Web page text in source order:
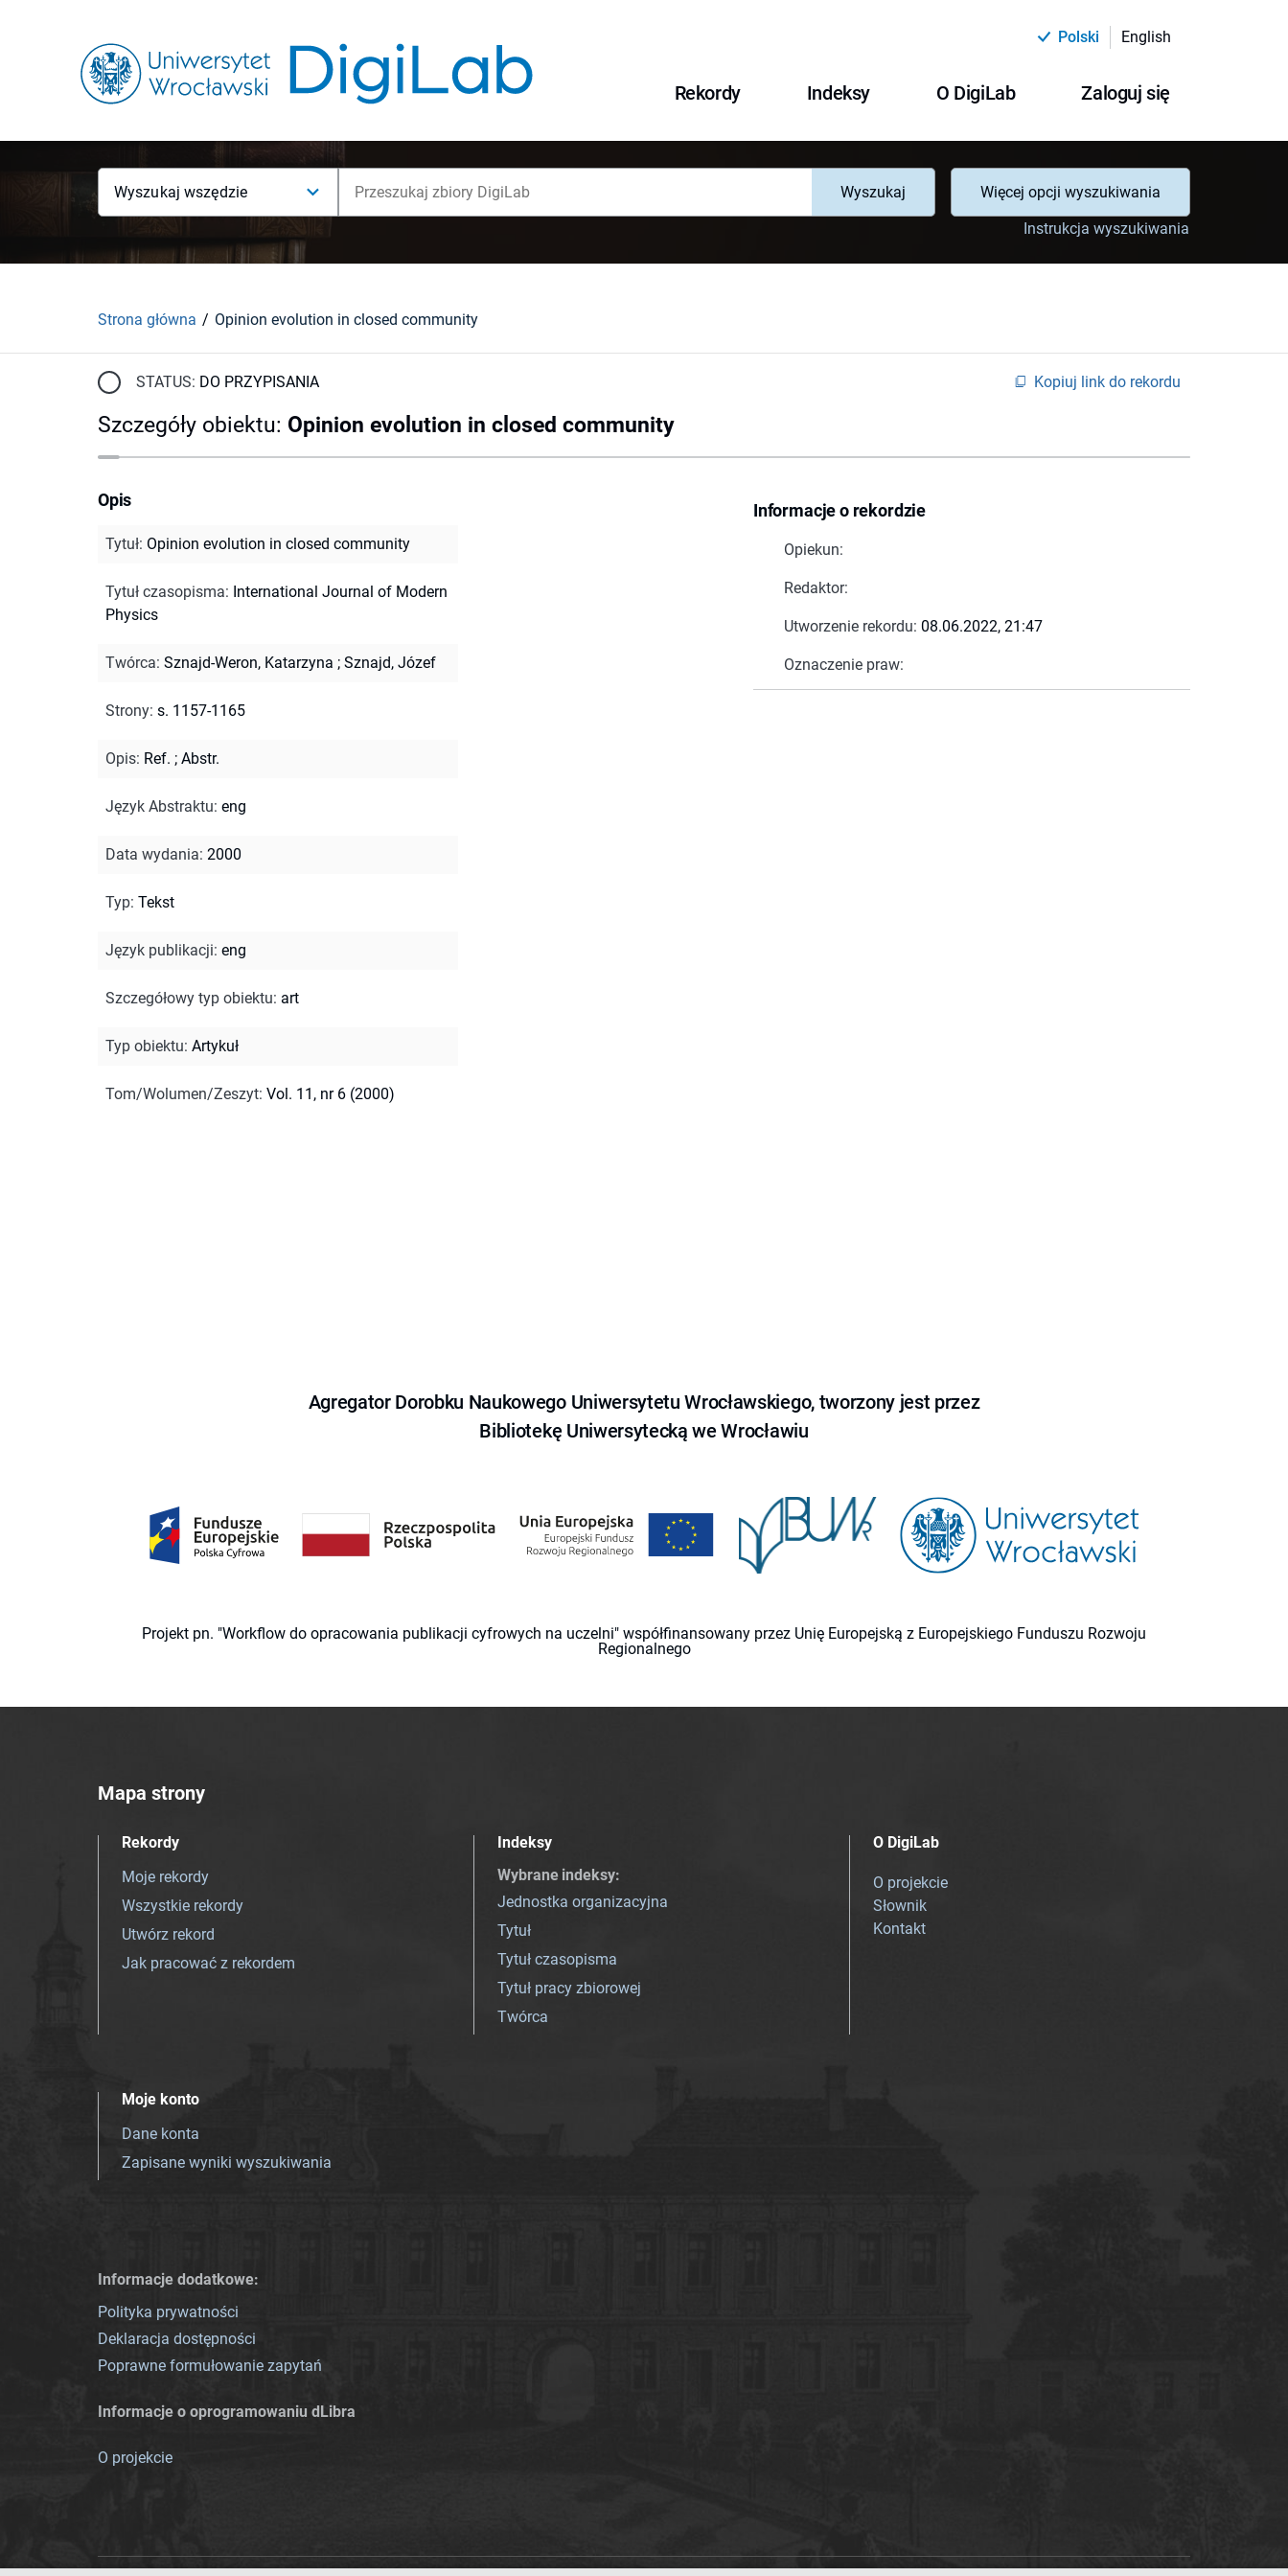
Polski English
Rekordy Indeksy O DigiLab Zaloguj się
Wyszukaj wszędzie Wyszukaj
Więcej opcji wyszukiwania
Instrukcja wyszukiwania
Strona główna Opinion evolution in closed community
STATUS: DO PRZYPISANIA Kopiuj link do rekordu
Szczegóły obiektu: Opinion evolution in closed community
Informacje o rekordzie
Opiekun:
Redaktor:
Utworzenie rekordu: 08.06.2022, 21:47
Oznaczenie praw:
Opis
Tytuł: Opinion evolution in closed community
Tytuł czasopisma: International Journal of Modern
Physics
Twórca: Sznajd-Weron, Katarzyna ; Sznajd, Józef
Strony: s. 1157-1165
Opis: Ref. ; Abstr.
Język Abstraktu: eng
Data wydania: 2000
Typ: Tekst
Język publikacji: eng
Szczegółowy typ obiektu: art
Typ obiektu: Artykuł
Tom/Wolumen/Zeszyt: Vol. 11, nr 6 (2000)
Agregator Dorobku Naukowego Uniwersytetu Wrocławskiego, tworzony jest przez
Bibliotekę Uniwersytecką we Wrocławiu
Projekt pn. "Workflow do opracowania publikacji cyfrowych na uczelni" współfinansowany przez Unię Europejską z Europejskiego Funduszu Rozwoju
Regionalnego
Mapa strony
Rekordy
Moje rekordy
Wszystkie rekordy
Utwórz rekord
Jak pracować z rekordem
Indeksy
Wybrane indeksy:
Jednostka organizacyjna
Tytuł
Tytuł czasopisma
Tytuł pracy zbiorowej
Twórca
O DigiLab
O projekcie
Słownik
Kontakt
Moje konto
Dane konta
Zapisane wyniki wyszukiwania
Informacje dodatkowe:
Polityka prywatności
Deklaracja dostępności
Poprawne formułowanie zapytań
Informacje o oprogramowaniu dLibra
O projekcie